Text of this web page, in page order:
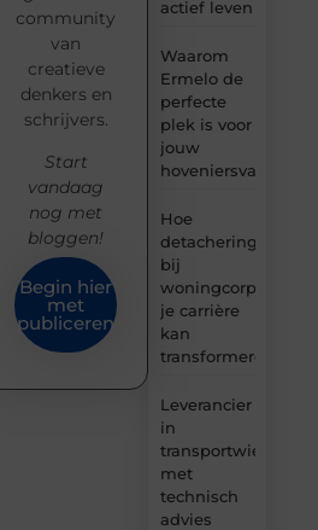
actief leven
Waarom
Ermelo de
perfecte
plek is voor
jouw
Hoe
detachering
bij
woningcorporaties
je carrière
kan
transformeren
Leverancier
in
transportwielen
met
technisch
advies
community
van
creatieve
denkers en
schrijvers.
Start
vandaag
nog met
bloggen!
Begin hier
met
publiceren